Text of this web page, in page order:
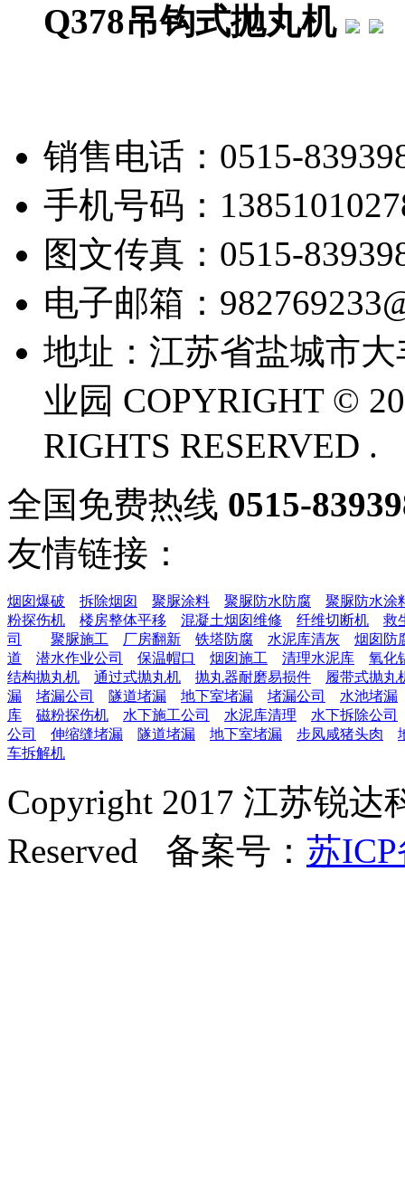
Q378吊钩式抛丸机
销售电话：0515-
手机号码：
图文传真：0515-
电子邮箱：
地址：江苏省盐城市
业园 COPYRIGHT ©
RIGHTS RESERVED .
全国免费热线 0515-
友情链接：
烟囱爆破 拆除烟囱 聚脲涂料 聚脲防水防腐
聚脲防水涂
粉探伤机
楼房整体平移 混凝土烟囱维修 纤维切断机
救
司
聚脲施工 厂房翻新 铁塔防腐 水泥库清灰
烟囱防
道
潜水作业公司 保温帽口 烟囱施工 清理水泥库
氧化
结构抛丸机
通过式抛丸机 抛丸器耐磨易损件
履带式抛丸
漏
堵漏公司 隧道堵漏 地下室堵漏 堵漏公司
水池堵漏
库
磁粉探伤机 水下施工公司 水泥库清理
水下拆除公司
公司
伸缩缝堵漏 隧道堵漏 地下室堵漏 步凤咸猪头肉
车拆解机
Copyright 2017 江苏锐
Reserved 备案号： 苏ICP